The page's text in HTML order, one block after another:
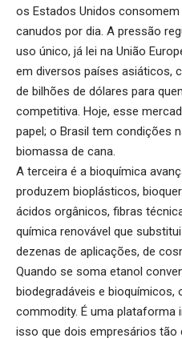
os Estados Unidos
canudos por dia. A pressão
uso único, já lei na União
em diversos países asiáticos,
de bilhões de dólares para
competitiva. Hoje, esse
papel; o Brasil tem condições
biomassa de cana.
A terceira é a bioquímica
produzem bioplásticos,
ácidos orgânicos, fibras
química renovável que
dezenas de aplicações, de
Quando se soma etanol
biodegradáveis e bioquímicos,
commodity. É uma plataforma
isso que dois empresários